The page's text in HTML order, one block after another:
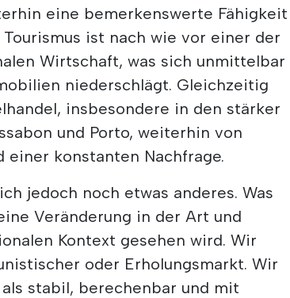
eine bemerkenswerte Fähigkeit
ist nach wie vor einer der
Wirtschaft, was sich unmittelbar
niederschlägt. Gleichzeitig
insbesondere in den stärker
und Porto, weiterhin von
konstanten Nachfrage.
jedoch noch etwas anderes. Was
Veränderung in der Art und
Kontext gesehen wird. Wir
oder Erholungsmarkt. Wir
stabil, berechenbar und mit